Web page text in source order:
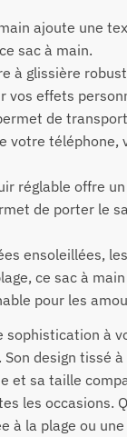
ajoute une
sac à main.
à glissière
vos effets
de
votre téléphone,
réglable offre
de porter le
ensoleillées,
ce sac à
pour les
sophistication à
Son design tissé
et sa taille
les occasions.
à la plage ou